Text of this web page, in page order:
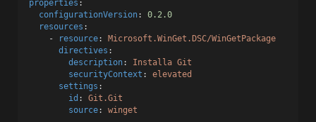
properties :
configurationVersion: 0.2.0
resources :
    -
resource: Microsoft.WinGet.DSC/WinGetPackage
directives :
description: Installa Git
securityContext : elevated
settings :
id : Git.Git
source: winget